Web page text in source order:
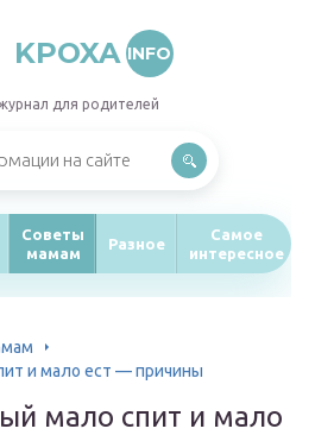
KPOXA INFO
для родителей
Советы
мамам
Разное
Самое
интересное
и мало ест — причины
мало спит и мало